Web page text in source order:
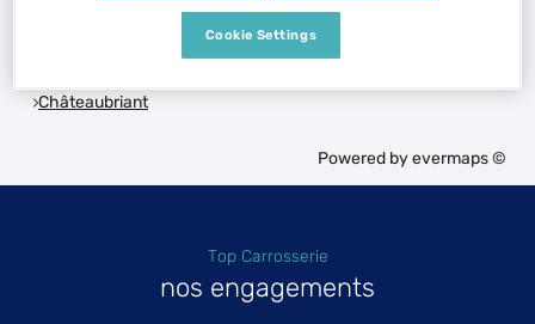
Les Top Carrosserie dans les villes à proximité
Châteaubriant
Powered byevermaps ©
Top Carrosserie
nos engagements
Cookie Settings